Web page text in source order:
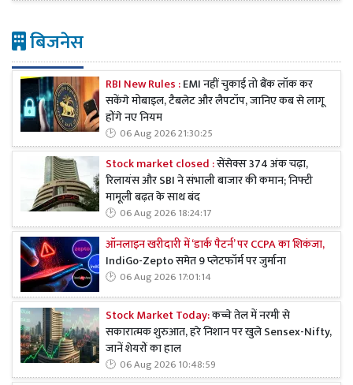
बिजनेस
RBI New Rules :EMI नहीं चुकाई तो बैंक लॉक कर
सकेंगे मोबाइल, टैबलेट और लैपटॉप, जानिए कब से लागू
होंगे नए नियम
06 Aug 2026 21:30:25
Stock market closed :सेंसेक्स 374 अंक चढ़ा,
रिलायंस और SBI ने संभाली बाजार की कमान; निफ्टी
मामूली बढ़त के साथ बंद
06 Aug 2026 18:24:17
ऑनलाइन खरीदारी में ‘डार्क पैटर्न’ पर CCPA का शिकंजा,
IndiGo-Zepto समेत 9 प्लेटफॉर्म पर जुर्माना
06 Aug 2026 17:01:14
Stock Market Today:कच्चे तेल में नरमी से
सकारात्मक शुरुआत, हरे निशान पर खुले Sensex-Nifty,
जानें शेयरों का हाल
06 Aug 2026 10:48:59